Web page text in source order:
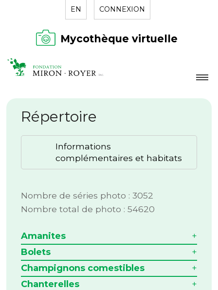
EN CONNEXION
Mycothèque virtuelle
LA FONDATION
NOUVELLES
RÉPERTOIRE
Répertoire
Informations
complémentaires et habitats
Nombre de séries photo : 3052
Nombre total de photo : 54620
Amanites
Bolets
Champignons comestibles
Chanterelles